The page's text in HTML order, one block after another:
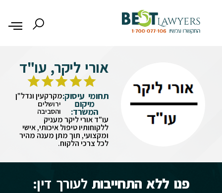
אורי ליקר, עו"ד
תחומי עיסוק:מקרקעין ונדל"ן
מיקום
המשרד:
ירושלים
והסביבה
עו"ד אורי ליקר מעניק
ללקוחותיו טיפול איכותי, אישי
ומקצועי, תוך מתן מענה מהיר
לכל צרכי הלקוח.
פנו ללא התחייבות לעורך דין: